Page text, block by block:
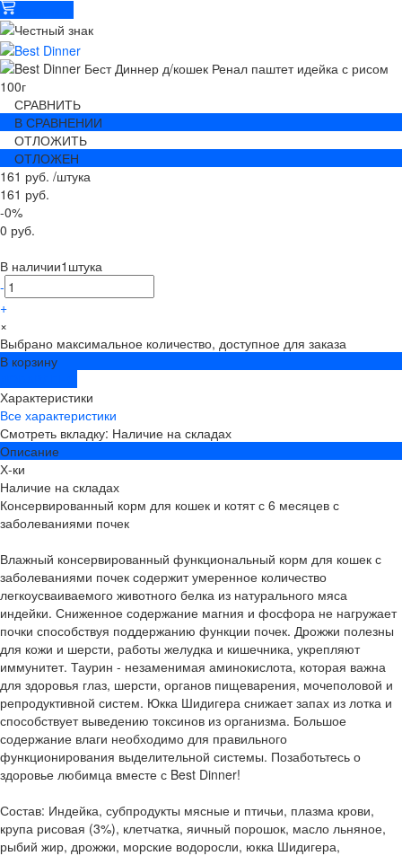
СРАВНИТЬ
В СРАВНЕНИИ
ОТЛОЖИТЬ
ОТЛОЖЕН
161 руб. /штука
161 руб.
-0%
0 руб.
В наличии1 штука
-
+
×
Выбрано максимальное количество, доступное для заказа
В корзину
Характеристики
Все характеристики
Смотреть вкладку: Наличие на складах
Описание
Х-ки
Наличие на складах
Консервированный корм для кошек и котят с 6 месяцев с
заболеваниями почек
Влажный консервированный функциональный корм для кошек с
заболеваниями почек содержит умеренное количество
легкоусваиваемого животного белка из натурального мяса
индейки. Сниженное содержание магния и фосфора не нагружает
почки способствуя поддержанию функции почек. Дрожжи полезны
для кожи и шерсти, работы желудка и кишечника, укрепляют
иммунитет. Таурин - незаменимая аминокислота, которая важна
для здоровья глаз, шерсти, органов пищеварения, мочеполовой и
репродуктивной систем. Юкка Шидигера снижает запах из лотка и
способствует выведению токсинов из организма. Большое
содержание влаги необходимо для правильного
функционирования выделительной системы. Позаботьтесь о
здоровье любимца вместе с Best Dinner!
Состав: Индейка, субпродукты мясные и птичьи, плазма крови,
крупа рисовая (3%), клетчатка, яичный порошок, масло льняное,
рыбий жир, дрожжи, морские водоросли, юкка Шидигера,